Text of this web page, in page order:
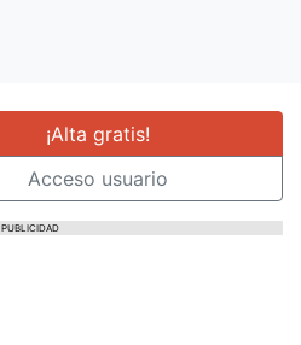
¡Alta gratis!
Acceso usuario
PUBLICIDAD